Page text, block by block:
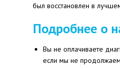
был восстановлен в
Подробнее о
Вы не оплачиваете
если мы не